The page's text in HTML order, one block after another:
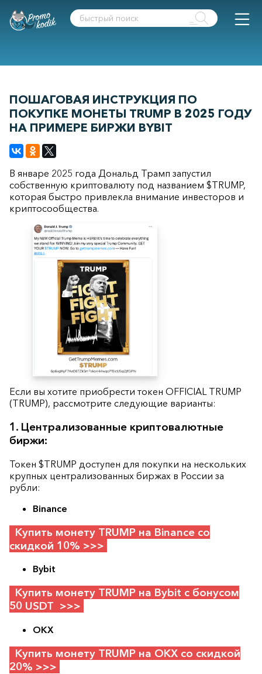
ПОШАГОВАЯ ИНСТРУКЦИЯ ПО
ПОКУПКЕ МОНЕТЫ TRUMP В 2025 ГОДУ
НА ПРИМЕРЕ БИРЖИ BYBIT
В январе 2025 года Дональд Трамп запустил
собственную криптовалюту под названием $TRUMP,
которая быстро привлекла внимание инвесторов и
криптосообщества.
Если вы хотите приобрести токен OFFICIAL TRUMP
(TRUMP), рассмотрите следующие варианты:
1. Централизованные криптовалютные
биржи:
Токен $TRUMP доступен для покупки на нескольких
крупных централизованных биржах в России за
рубли:
Binance
Купить монету TRUMP на Binance со
скидкой 10% >>>
Bybit
Купить монету TRUMP на Bybit с бонусом
50 USDT >>>
OKX
Купить монету TRUMP на OKX со скидкой
20% >>>